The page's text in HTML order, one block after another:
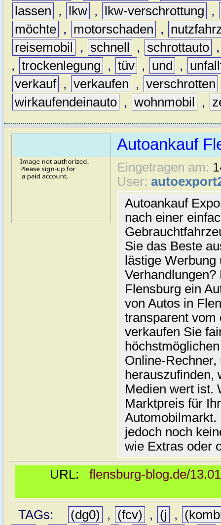
lassen , lkw , lkw-verschrottung
,
möchte , motorschaden ,
reisemobil
, schnell , schrottauto
, trockenlegung , tüv , und ,
verkauf , verkaufen , verschrotten
wirkaufendeinauto , wohnmobil ,
Autoankauf
Eingetragen am:
User:
Autoankauf
nach einer
Sie das Beste
lästige Werbung
Flensburg ein
von Autos in
transparent vom
verkaufen Sie
Online-
herauszufinden,
Medien wert ist.
Marktpreis für
jedoch noch
wie Extras oder
URL: flensburg-blog.de/
TAGs: (dg0) , (fcv) , (j ,